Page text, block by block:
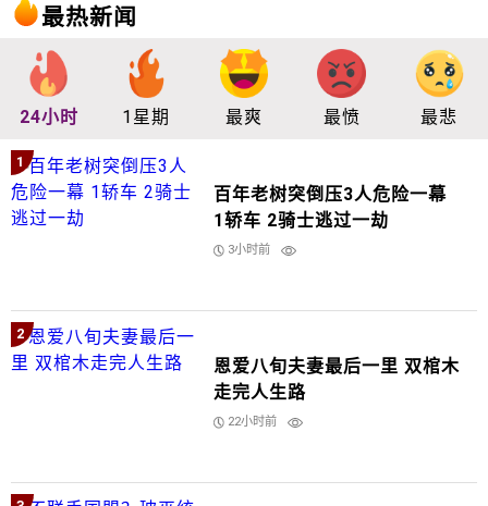
最热新闻
24小时 1星期 最爽 最愤 最悲
1
百年老树突倒压3人危险一幕
1轿车 2骑士逃过一劫
3小时前
2
恩爱八旬夫妻最后一里 双棺木
走完人生路
22小时前